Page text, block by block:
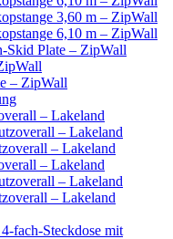
3,60 m – ZipWall
6,10 m – ZipWall
Skid Plate – ZipWall
– ZipWall
– Lakeland
– Lakeland
– Lakeland
– Lakeland
– Lakeland
– Lakeland
fach-Steckdose mit